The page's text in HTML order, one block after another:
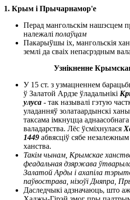
1. Крым і Прычарнамор'е
Перад мангольскім нашэсцем
належалі полаўцам
Пакарыўшы іх, мангольскія
землі да сваіх непасрэдным
Узнікненне
У 15 ст. з узмацненнем
ў Залатой Ардзе ўладальнікі
улуса - так называлі гэтую
уладанняў золатаардынскі ханы
таксама імкнуцца аднаасобнага
валадарства. Лёс ўсміхнулася
1449 абвясціў сябе
ханства.
Такім чынам, Крымскае
феадальная дзяржава
Залатой Арды і ахапіла
паўвострава, нізоўі Дняпра,
Даследчыкі адзначаюць, што